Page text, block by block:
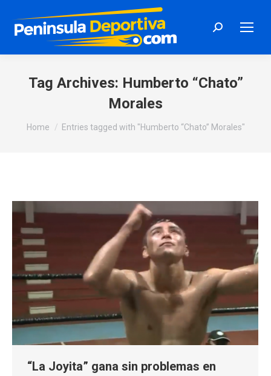
Search:
Tag Archives: Humberto “Chato”
Morales
You are here:
Home Entries tagged with "Humberto “Chato” Morales"
“La Joyita” gana sin problemas en